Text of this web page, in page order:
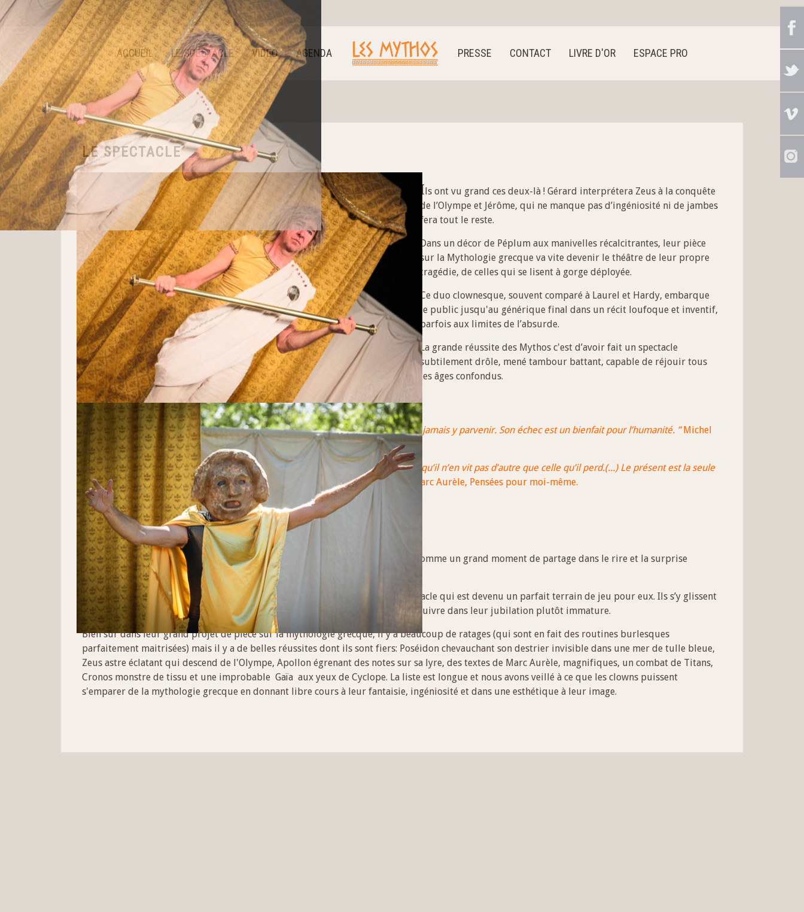
ACCUEIL LE SPECTACLE VIDEO AGENDA PRESSE CONTACT LIVRE D'OR ESPACE PRO
LE SPECTACLE
Ils ont vu grand ces deux-là ! Gérard interprétera Zeus à la conquête
de l’Olympe et Jérôme, qui ne manque pas d’ingéniosité ni de jambes
fera tout le reste.
Dans un décor de Péplum aux manivelles récalcitrantes, leur pièce
sur la Mythologie grecque va vite devenir le théâtre de leur propre
tragédie, de celles qui se lisent à gorge déployée.
Ce duo clownesque, souvent comparé à Laurel et Hardy, embarque
le public jusqu'au générique final dans un récit loufoque et inventif,
parfois aux limites de l’absurde.
La grande réussite des Mythos c'est d’avoir fait un spectacle
subtilement drôle, mené tambour battant, capable de réjouir tous
les âges confondus.
“Le clown cherche en permanence à appliquer les valeurs qu’on lui insuffle sans jamais y parvenir. Son échec est un bienfait pour l’humanité. ”Michel
Dallaire
"Souviens-toi pourtant que personne ne perd une autre vie que celle qu’il vit, et qu’il n’en vit pas d’autre que celle qu’il perd.(...) Le présent est la seule
chose dont on peut être privé, puisque c’est la seule chose que l’on possède.”
Marc Aurèle, Pensées pour moi-même.
MISE EN SCÈNE
Nous avons voulu faire un spectacle vraiment tout public qui puisse se vivre comme un grand moment de partage dans le rire et la surprise
permanente.
Toute l’importance a été donnée au duo de clowns et nous avons écrit un spectacle qui est devenu un parfait terrain de jeu pour eux. Ils s’y glissent
comme dans un gant et il leur ressemble. C’est ce qui permet au public de les suivre dans leur jubilation plutôt immature.
Bien sûr dans leur grand projet de pièce sur la mythologie grecque, il y a beaucoup de ratages (qui sont en fait des routines burlesques
parfaitement maitrisées) mais il y a de belles réussites dont ils sont fiers: Poséidon chevauchant son destrier invisible dans une mer de tulle bleue,
Zeus astre éclatant qui descend de l'Olympe, Apollon égrenant des notes sur sa lyre, des textes de Marc Aurèle, magnifiques, un combat de Titans,
Cronos monstre de tissu et une improbable Gaïa aux yeux de Cyclope. La liste est longue et nous avons veillé à ce que les clowns puissent
s'emparer de la mythologie grecque en donnant libre cours à leur fantaisie, ingéniosité et dans une esthétique à leur image.